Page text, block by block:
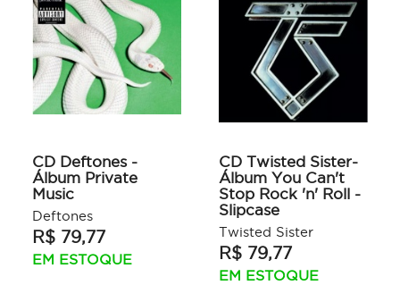
CD Deftones -
Álbum Private
Music
Deftones
R$ 79,77
EM ESTOQUE
CD Twisted Sister-
Álbum You Can't
Stop Rock 'n' Roll -
Slipcase
Twisted Sister
R$ 79,77
EM ESTOQUE